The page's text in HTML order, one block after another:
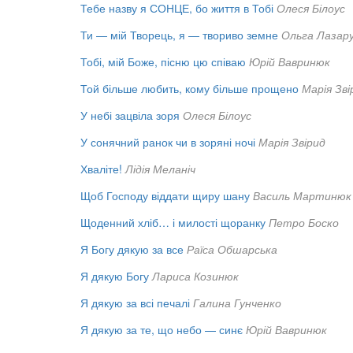
Тебе назву я СОНЦЕ, бо життя в Тобі Олеся Білоус
Ти — мій Творець, я — твориво земне Ольга
Тобі, мій Боже, пісню цю співаю Юрій Вавринюк
Той більше любить, кому більше прощено Марія
У небі зацвіла зоря Олеся Білоус
У сонячний ранок чи в зоряні ночі Марія Звірид
Хваліте! Лідія Меланіч
Щоб Господу віддати щиру шану Василь Мартинюк
Щоденний хліб… і милості щоранку Петро Боско
Я Богу дякую за все Раїса Обшарська
Я дякую Богу Лариса Козинюк
Я дякую за всі печалі Галина Гунченко
Я дякую за те, що небо — синє Юрій Вавринюк